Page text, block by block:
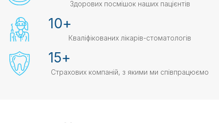
Здорових посмішок наших пацієнтів
Кваліфікованих лікарів-стоматологів
10+
Страхових компаній, з якими ми співпрацюємо
15+